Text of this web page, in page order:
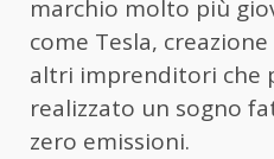
marchio molto più
come Tesla,
altri imprenditori che
realizzato un sogno
zero emissioni.